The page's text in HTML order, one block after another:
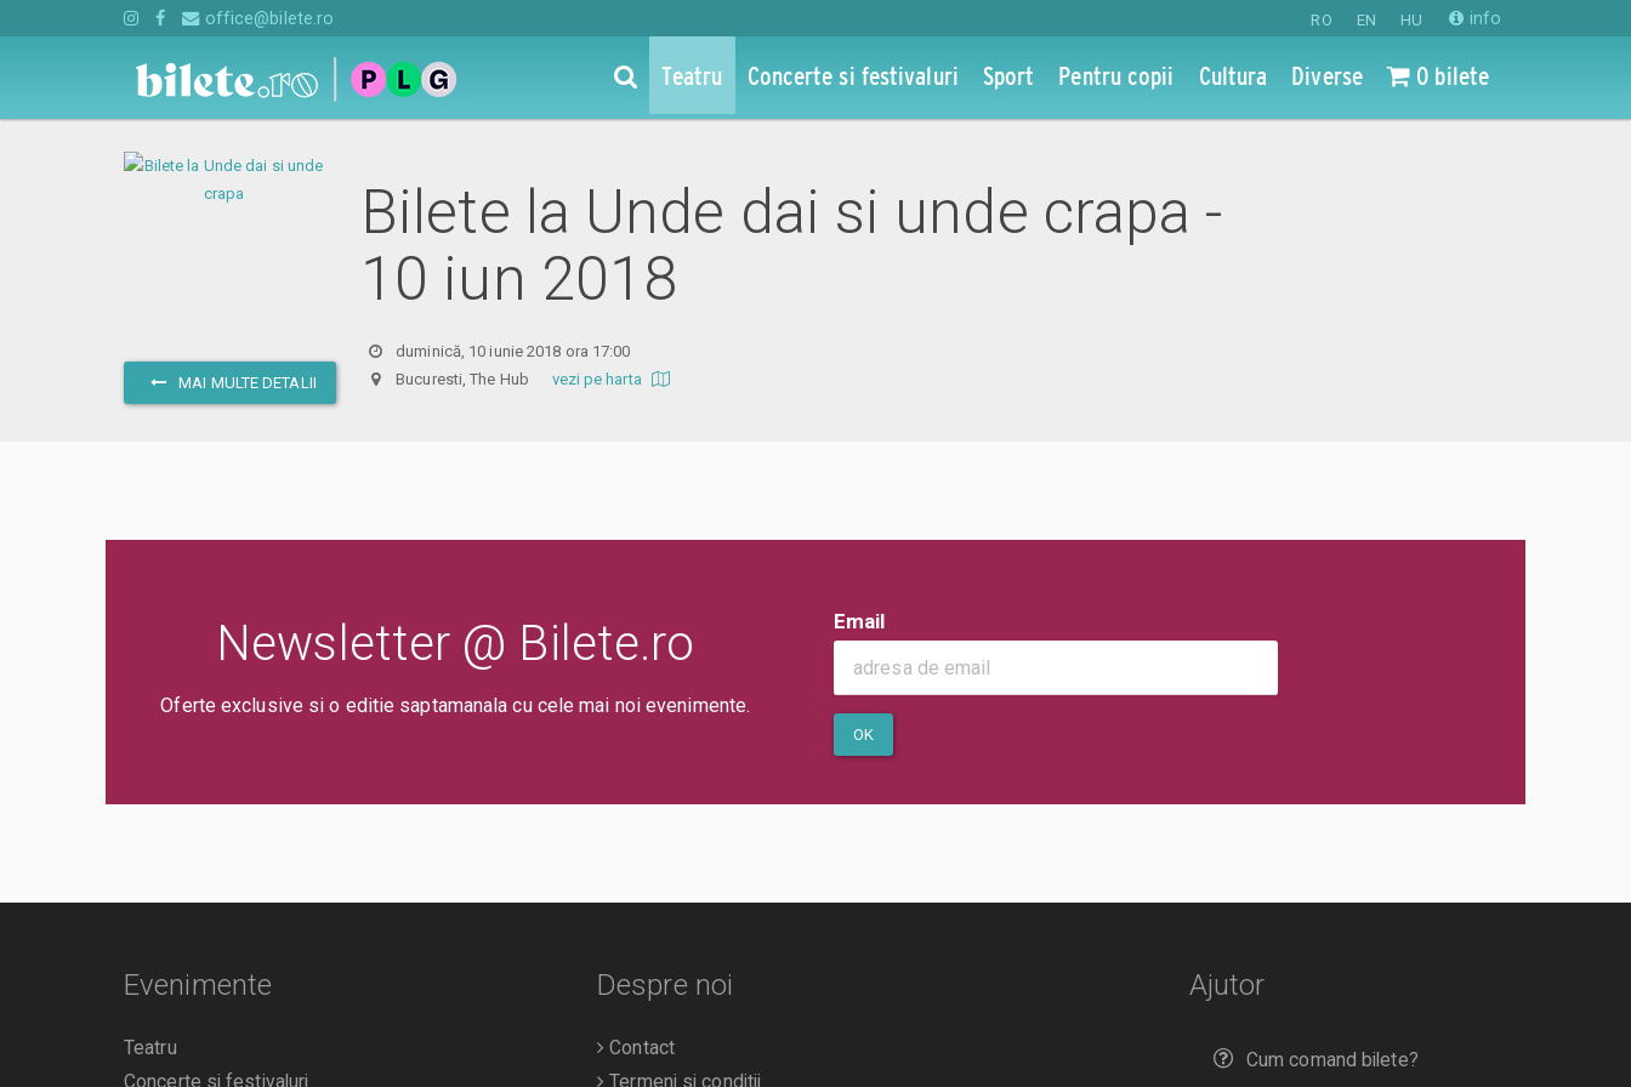
RO EN HU info
office@bilete.ro
Teatru Concerte si festivaluri Sport Pentru copii Cultura Diverse 0 bilete
MAI MULTE DETALII
Bilete la Unde dai si unde crapa -
10 iun 2018
duminică, 10 iunie 2018 ora 17:00
Bucuresti, The Hub vezi pe harta
Newsletter @ Bilete.ro
Oferte exclusive si o editie saptamanala cu cele mai noi evenimente.
Email
OK
Ajutor
Cum comand bilete?
Evenimente
Teatru
Concerte si festivaluri
Despre noi
Contact
Termeni si conditii